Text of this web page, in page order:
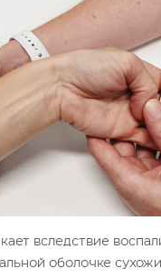
вследствие
оболочке